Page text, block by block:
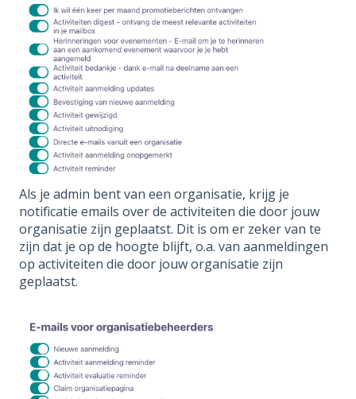
Als je admin bent van een organisatie, krijg je
notificatie emails over de activiteiten die door jouw
organisatie zijn geplaatst. Dit is om er zeker van te
zijn dat je op de hoogte blijft, o.a. van aanmeldingen
op activiteiten die door jouw organisatie zijn
geplaatst.